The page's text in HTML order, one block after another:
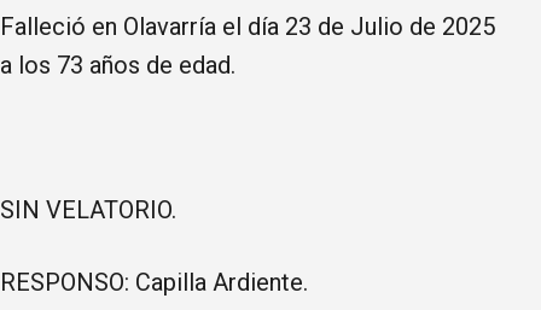
Falleció en Olavarría el día 23 de Julio de 2025
a los 73 años de edad.
SIN VELATORIO.
RESPONSO: Capilla Ardiente.